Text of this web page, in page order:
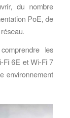
du nombre
PoE, de
les
Fi 6E et Wi-Fi 7
environnement